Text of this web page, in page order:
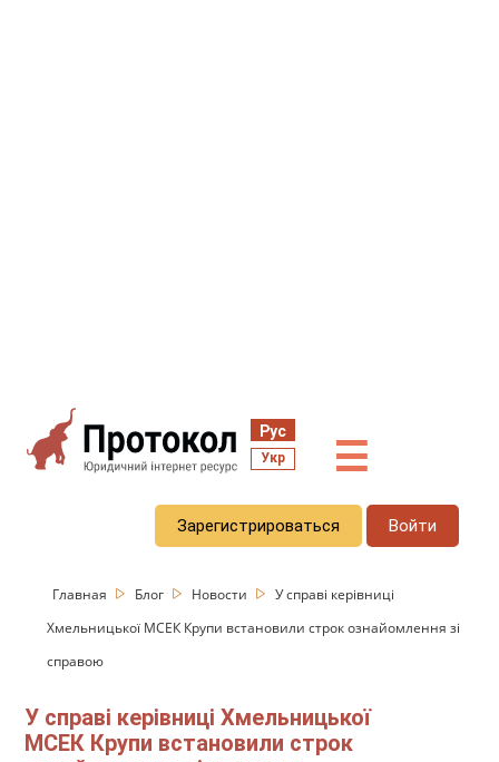
Рус
Укр ☰
Зарегистрироваться Войти
Главная Блог Новости
У справі керівниці
Хмельницької МСЕК Крупи встановили строк ознайомлення зі
справою
У справі керівниці Хмельницької
МСЕК Крупи встановили строк